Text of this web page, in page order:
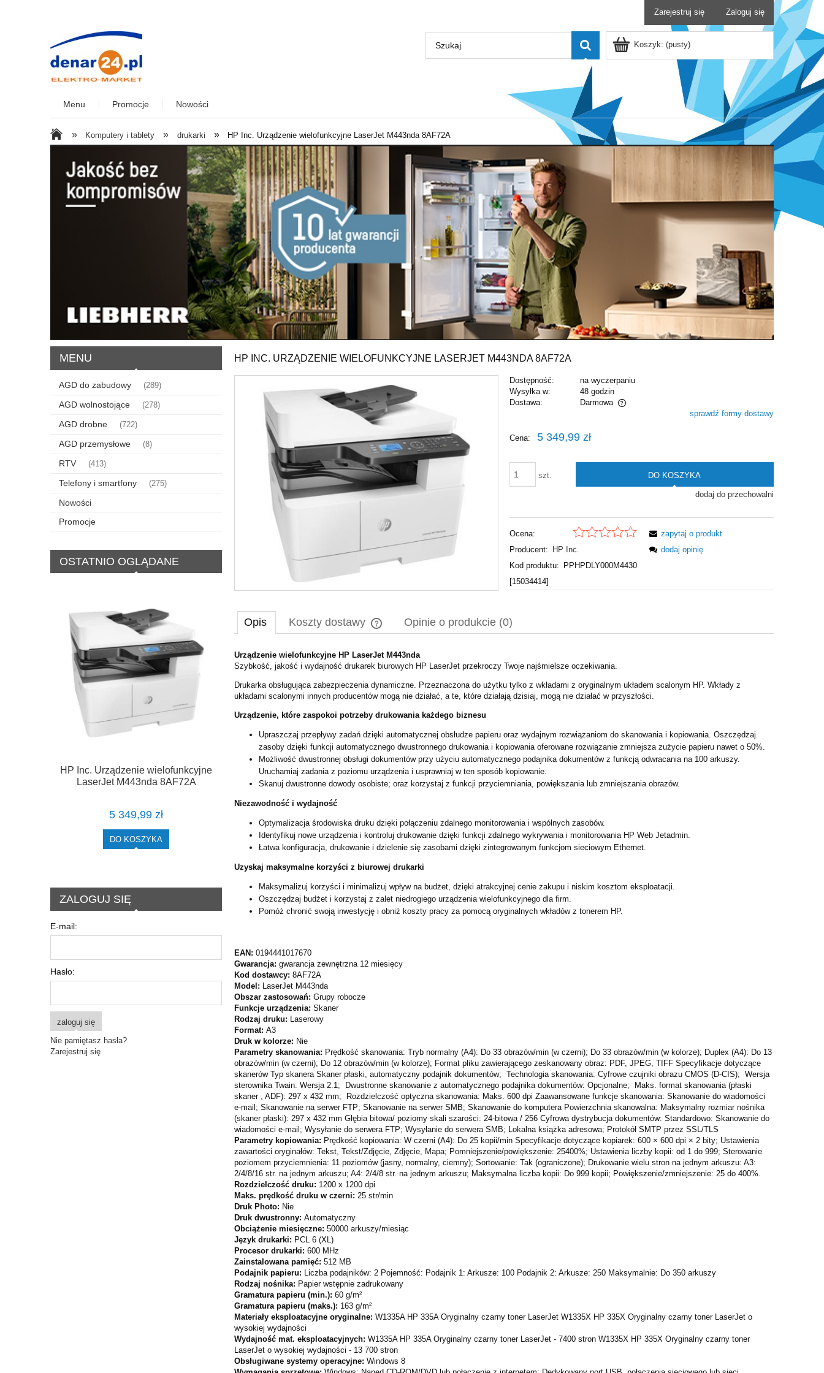
Zarejestruj się Zaloguj się
Koszyk: (pusty)
Menu Promocje Nowości
» Komputery i tablety » drukarki » HP Inc. Urządzenie wielofunkcyjne LaserJet M443nda 8AF72A
MENU
AGD do zabudowy (289)
AGD wolnostojące (278)
AGD drobne (722)
AGD przemysłowe (8)
RTV (413)
Telefony i smartfony (275)
Nowości
Promocje
OSTATNIO OGLĄDANE
HP Inc. Urządzenie wielofunkcyjne
LaserJet M443nda 8AF72A
5 349,99 zł
DO KOSZYKA
ZALOGUJ SIĘ
E-mail:
Hasło:
zaloguj się
Nie pamiętasz hasła?
Zarejestruj się
HP INC. URZĄDZENIE WIELOFUNKCYJNE LASERJET M443NDA 8AF72A
Dostępność:
na wyczerpaniu
Wysyłka w:
48 godzin
Dostawa:
Darmowa
płatności
sprawdź formy dostawy
Cena: 5 349,99 zł
szt. DO KOSZYKA
dodaj do przechowalni
Ocena:
Producent:
HP Inc.
Kod produktu:
PPHPDLY000M4430
[15034414]
zapytaj o produkt
dodaj opinię
Opis Koszty dostawy
Cena nie zawiera ewentualnych kosztów
płatności
Opinie o produkcie (0)
Urządzenie wielofunkcyjne HP LaserJet M443nda
Szybkość, jakość i wydajność drukarek biurowych HP LaserJet przekroczy Twoje najśmielsze oczekiwania.
Drukarka obsługująca zabezpieczenia dynamiczne. Przeznaczona do użytku tylko z wkładami z oryginalnym układem scalonym HP. Wkłady z
układami scalonymi innych producentów mogą nie działać, a te, które działają dzisiaj, mogą nie działać w przyszłości.
Urządzenie, które zaspokoi potrzeby drukowania każdego biznesu
Upraszczaj przepływy zadań dzięki automatycznej obsłudze papieru oraz wydajnym rozwiązaniom do skanowania i kopiowania. Oszczędzaj
zasoby dzięki funkcji automatycznego dwustronnego drukowania i kopiowania oferowane rozwiązanie zmniejsza zużycie papieru nawet o 50%.
Możliwość dwustronnej obsługi dokumentów przy użyciu automatycznego podajnika dokumentów z funkcją odwracania na 100 arkuszy.
Uruchamiaj zadania z poziomu urządzenia i usprawniaj w ten sposób kopiowanie.
Skanuj dwustronne dowody osobiste; oraz korzystaj z funkcji przyciemniania, powiększania lub zmniejszania obrazów.
Niezawodność i wydajność
Optymalizacja środowiska druku dzięki połączeniu zdalnego monitorowania i wspólnych zasobów.
Identyfikuj nowe urządzenia i kontroluj drukowanie dzięki funkcji zdalnego wykrywania i monitorowania HP Web Jetadmin.
Łatwa konfiguracja, drukowanie i dzielenie się zasobami dzięki zintegrowanym funkcjom sieciowym Ethernet.
Uzyskaj maksymalne korzyści z biurowej drukarki
Maksymalizuj korzyści i minimalizuj wpływ na budżet, dzięki atrakcyjnej cenie zakupu i niskim kosztom eksploatacji.
Oszczędzaj budżet i korzystaj z zalet niedrogiego urządzenia wielofunkcyjnego dla firm.
Pomóż chronić swoją inwestycję i obniż koszty pracy za pomocą oryginalnych wkładów z tonerem HP.
EAN: 0194441017670
Gwarancja: gwarancja zewnętrzna 12 miesięcy
Kod dostawcy: 8AF72A
Model: LaserJet M443nda
Obszar zastosowań: Grupy robocze
Funkcje urządzenia: Skaner
Rodzaj druku: Laserowy
Format: A3
Druk w kolorze: Nie
Parametry skanowania: Prędkość skanowania: Tryb normalny (A4): Do 33 obrazów/min (w czerni); Do 33 obrazów/min (w kolorze); Duplex (A4): Do 13
obrazów/min (w czerni); Do 12 obrazów/min (w kolorze); Format pliku zawierającego zeskanowany obraz: PDF, JPEG, TIFF Specyfikacje dotyczące
skanerów Typ skanera Skaner płaski, automatyczny podajnik dokumentów; Technologia skanowania: Cyfrowe czujniki obrazu CMOS (D-CIS); Wersja
sterownika Twain: Wersja 2.1; Dwustronne skanowanie z automatycznego podajnika dokumentów: Opcjonalne; Maks. format skanowania (płaski
skaner , ADF): 297 x 432 mm; Rozdzielczość optyczna skanowania: Maks. 600 dpi Zaawansowane funkcje skanowania: Skanowanie do wiadomości
e-mail; Skanowanie na serwer FTP; Skanowanie na serwer SMB; Skanowanie do komputera Powierzchnia skanowalna: Maksymalny rozmiar nośnika
(skaner płaski): 297 x 432 mm Głębia bitowa/ poziomy skali szarości: 24-bitowa / 256 Cyfrowa dystrybucja dokumentów: Standardowo: Skanowanie do
wiadomości e-mail; Wysyłanie do serwera FTP; Wysyłanie do serwera SMB; Lokalna książka adresowa; Protokół SMTP przez SSL/TLS
Parametry kopiowania: Prędkość kopiowania: W czerni (A4): Do 25 kopii/min Specyfikacje dotyczące kopiarek: 600 × 600 dpi × 2 bity; Ustawienia
zawartości oryginałów: Tekst, Tekst/Zdjęcie, Zdjęcie, Mapa; Pomniejszenie/powiększenie: 25400%; Ustawienia liczby kopii: od 1 do 999; Sterowanie
poziomem przyciemnienia: 11 poziomów (jasny, normalny, ciemny); Sortowanie: Tak (ograniczone); Drukowanie wielu stron na jednym arkuszu: A3:
2/4/8/16 str. na jednym arkuszu; A4: 2/4/8 str. na jednym arkuszu; Maksymalna liczba kopii: Do 999 kopii; Powiększenie/zmniejszenie: 25 do 400%.
Rozdzielczość druku: 1200 x 1200 dpi
Maks. prędkość druku w czerni: 25 str/min
Druk Photo: Nie
Druk dwustronny: Automatyczny
Obciążenie miesięczne: 50000 arkuszy/miesiąc
Język drukarki: PCL 6 (XL)
Procesor drukarki: 600 MHz
Zainstalowana pamięć: 512 MB
Podajnik papieru: Liczba podajników: 2 Pojemność: Podajnik 1: Arkusze: 100 Podajnik 2: Arkusze: 250 Maksymalnie: Do 350 arkuszy
Rodzaj nośnika: Papier wstępnie zadrukowany
Gramatura papieru (min.): 60 g/m²
Gramatura papieru (maks.): 163 g/m²
Materiały eksploatacyjne oryginalne: W1335A HP 335A Oryginalny czarny toner LaserJet W1335X HP 335X Oryginalny czarny toner LaserJet o
wysokiej wydajności
Wydajność mat. eksploatacyjnych: W1335A HP 335A Oryginalny czarny toner LaserJet - 7400 stron W1335X HP 335X Oryginalny czarny toner
LaserJet o wysokiej wydajności - 13 700 stron
Obsługiwane systemy operacyjne: Windows 8